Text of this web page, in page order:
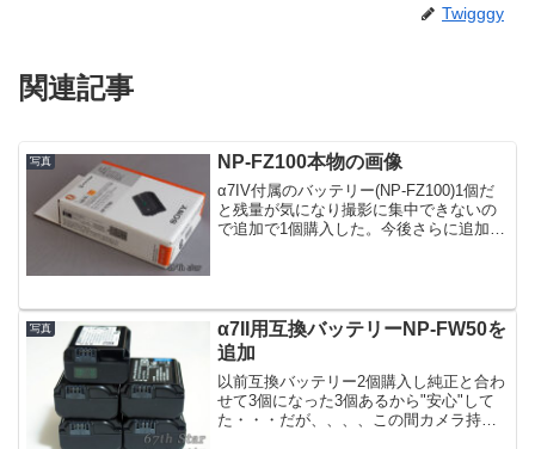
Twigggy
関連記事
写真 NP-FZ100本物の画像
α7IV付属のバッテリー(NP-FZ100)1個だ
と残量が気になり撮影に集中できないの
で追加で1個購入した。今後さらに追加す
たらこの...
写真
α7II用互換バッテリーNP-FW50を
追加
以前互換バッテリー2個購入し純正と合わ
せて3個になった3個あるから"安心"して
た・・・だが、、、、この間カメラ持ち